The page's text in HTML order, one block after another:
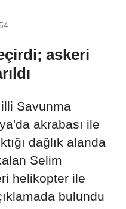
askeri
Savunma
akrabası ile
dağlık alanda
Selim
helikopter ile
bulundu